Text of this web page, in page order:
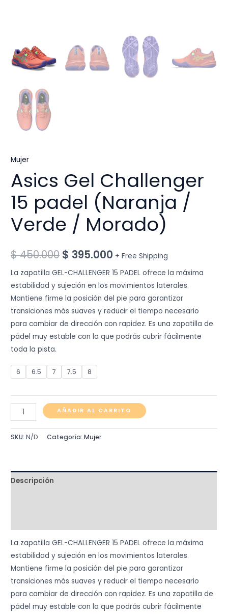
Mujer
Asics Gel Challenger
15 padel (Naranja /
Verde / Morado)
$450.000 Original
price
was:
$ 450.000.
$ 395.000 Current
price
is:
$ 395.000.
+ Free Shipping
La zapatilla GEL-CHALLENGER 15 PADEL ofrece la máxima
estabilidad y sujeción en los movimientos laterales.
Mantiene firme la posición del pie para garantizar
transiciones más suaves y reducir el tiempo necesario
para cambiar de dirección con rapidez. Es una zapatilla de
pádel muy estable con la que podrás cubrir fácilmente
toda la pista.
6 6.5 7 7.5 8
Asics
Gel
Challenger
(Naranja
/
AÑADIR AL CARRITO
SKU:N/D Categoría:Mujer
Descripción
La zapatilla GEL-CHALLENGER 15 PADEL ofrece la máxima
estabilidad y sujeción en los movimientos laterales.
Mantiene firme la posición del pie para garantizar
transiciones más suaves y reducir el tiempo necesario
para cambiar de dirección con rapidez. Es una zapatilla de
pádel muy estable con la que podrás cubrir fácilmente